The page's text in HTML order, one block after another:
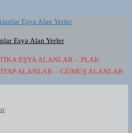
Eşya Alan Yerler
EŞYA ALANLAR – PLAK
ALANLAR – GÜMÜŞ ALANLAR